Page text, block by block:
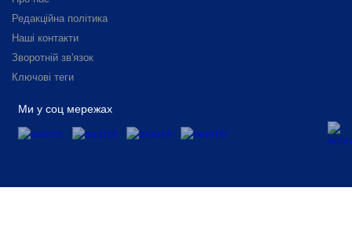
Редакційна політика
Наші контакти
Зворотній зв'язок
Ключові теги
Ми у соц мережах